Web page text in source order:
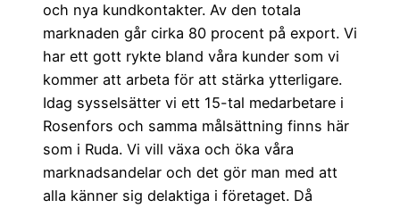
och nya kundkontakter. Av den totala
marknaden går cirka 80 procent på export. Vi
har ett gott rykte bland våra kunder som vi
kommer att arbeta för att stärka ytterligare.
Idag sysselsätter vi ett 15-tal medarbetare i
Rosenfors och samma målsättning finns här
som i Ruda. Vi vill växa och öka våra
marknadsandelar och det gör man med att
alla känner sig delaktiga i företaget. Då